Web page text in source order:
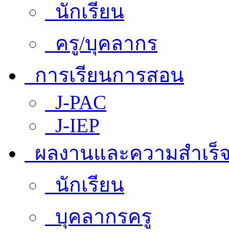
นักเรียน
ครู/บุคลากร
การเรียนการสอน
J-PAC
J-IEP
ผลงานและความสำเร็
นักเรียน
บุคลากรครู